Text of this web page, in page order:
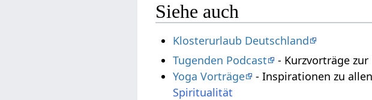
Siehe auch
Klosterurlaub Deutschland
Tugenden Podcast
- Kurzvorträge
Yoga Vorträge
- Inspirationen zu
Spiritualität